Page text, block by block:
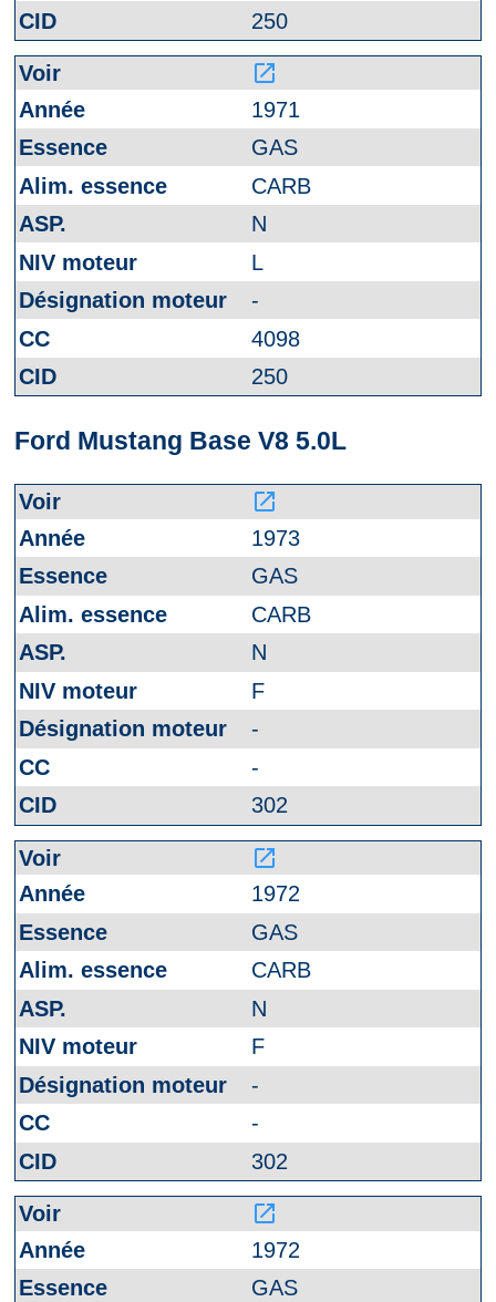
250
launch
1971
GAS
CARB
N
L
-
4098
250
Ford Mustang Base V8 5.0L
launch
1973
GAS
CARB
N
F
-
-
302
launch
1972
GAS
CARB
N
F
-
-
302
launch
1972
GAS